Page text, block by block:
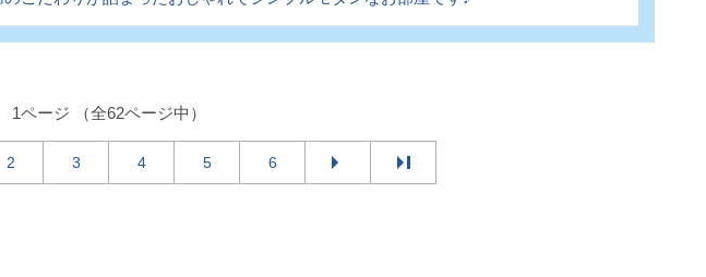
1ページ （全62ページ中）
2 3 4 5 6